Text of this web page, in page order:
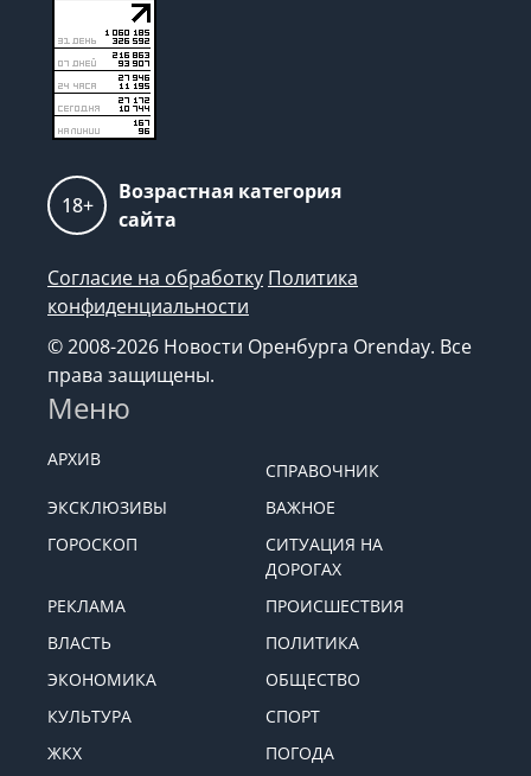
18+
Возрастная категория
сайта
Согласие на обработку Политика
конфиденциальности
© 2008-2026 Новости Оренбурга Orenday. Все
права защищены.
Меню
АРХИВ
СПРАВОЧНИК
ЭКСКЛЮЗИВЫ
ВАЖНОЕ
ГОРОСКОП
СИТУАЦИЯ НА
ДОРОГАХ
РЕКЛАМА
ПРОИСШЕСТВИЯ
ВЛАСТЬ
ПОЛИТИКА
ЭКОНОМИКА
ОБЩЕСТВО
КУЛЬТУРА
СПОРТ
ЖКХ
ПОГОДА